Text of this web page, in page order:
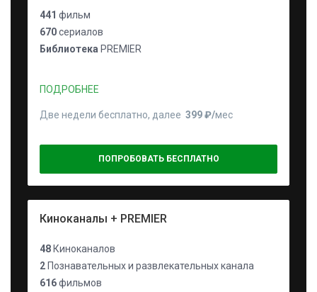
441 фильм
670сериалов
Библиотека PREMIER
ПОДРОБНЕЕ
Две недели бесплатно, далее 399 ₽⁠/⁠мес
ПОПРОБОВАТЬ БЕСПЛАТНО
Киноканалы + PREMIER
48 Киноканалов
2 Познавательных и развлекательных канала
616фильмов